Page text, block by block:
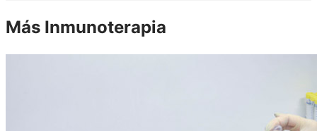
Más Inmunoterapia